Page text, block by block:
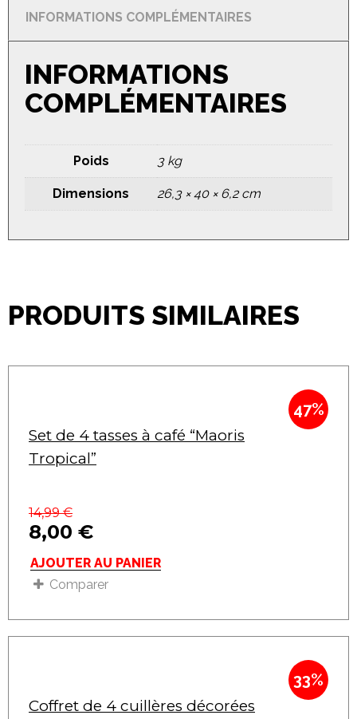
INFORMATIONS COMPLÉMENTAIRES
INFORMATIONS
COMPLÉMENTAIRES
Poids 3 kg
Dimensions 26,3 × 40 × 6,2 cm
PRODUITS SIMILAIRES
47%
Set de 4 tasses à café “Maoris
Tropical”
14,99€
8,00 €
AJOUTER AU PANIER
Comparer
33%
Coffret de 4 cuillères décorées